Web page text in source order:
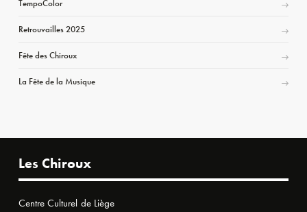
TempoColor
Retrouvailles 2025
Fête des Chiroux
La Fête de la Musique
Les Chiroux
Centre Culturel de Liège